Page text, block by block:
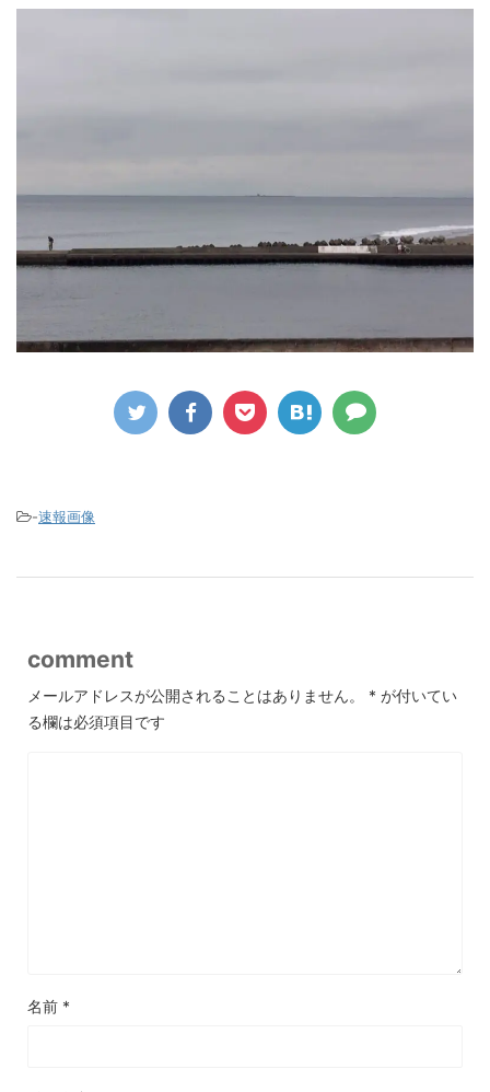
-速報画像
comment
メールアドレスが公開されることはありません。 * が付いてい
る欄は必須項目です
名前 *